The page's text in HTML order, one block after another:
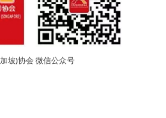
坡)协会 微信公众号